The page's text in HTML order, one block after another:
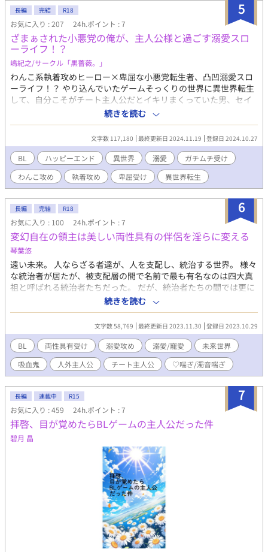
けっこうゆるゆるです） ※R成分薄めです ＿＿＿＿＿＿＿＿＿＿
小説家になろう（ムーンライトノベルズ）にも掲載中です o,+:｡
☆.*・+｡ お気に入り、ハート、エール、コメントとても嬉しいで
す\( ´ω` )/ ありがとうございます！！ BL大賞ありがとうございま
したm(_ _)m
5
長編 完結 R18
お気に入り : 207 24h.ポイント : 7
ざまぁされた小悪党の俺が、主人公様と過ごす溺愛スロ
ーライフ！？
嶋紀之/サークル「黒薔薇。」
わんこ系執着攻めヒーロー×卑屈な小悪党転生者、凸凹溺愛スロ
ーライフ！？ やり込んでいたゲームそっくりの世界に異世界転生
して、自分こそがチート主人公だとイキリまくっていた男、セイ
ン……こと本名・佐出征時。 しかし彼は、この世界の『真の主人
公』である青年ヒイロと出会い、彼に嫉妬するあまり殺害計画を
企て、犯罪者として追放されてしまう。 自分がいわゆる『ざまぁ
される悪役』ポジションだと気付いたセインは絶望し、孤独に野
垂れ死ぬ……はずが！！ 『真の主人公』であるヒイロは彼を助け
て、おまけに、「僕は君に惚れている」と告げてきて！？ 山奥の
小屋で二人きり、始まるのは奇妙な溺愛スローライフ。 しかしど
うやら、ヒイロの溺愛にはワケがありそうで……？ 凸凹コンビな
二人の繰り広げるラブコメディです。R18要素はラストにちょこっ
とだけ予定。 完結まで執筆済み、毎日投稿予定。
続きを読む
文字数 117,180 最終更新日 2024.11.19 登録日 2024.10.27
BL ハッピーエンド 異世界 溺愛
ガチムチ受け
わんこ攻め
執着攻め 卑屈受け 異世界転生
6
長編 完結 R18
お気に入り : 100 24h.ポイント : 7
変幻自在の領主は美しい両性具有の伴侶を淫らに変える
琴葉悠
遠い未来。 人ならざる者達が、人を支配し、統治する世界。 様々
な統治者が居たが、被支配層の間で名前で最も有名なのは四大真
祖と呼ばれる統治者たちだった。 だが、統治者たちの間では更に
上の存在が有名だった。 誰も彼の存在に逆らうことなかれ―― そ
う言われる程の存在がいた。 その名はニエンテ―― 見る者によっ
て姿を変えると言う謎の存在。 その存在が住まう城に、六本の脚
をもつ馬達が走る馬車と、同じような六本脚の無数の馬たちが引
く大型の馬車が向かっていた。 その馬車の中にば絶世の美貌を持
つ青年が花嫁衣装を纏っていた──
続きを読む
文字数 58,769 最終更新日 2023.11.30 登録日 2023.10.29
BL 両性具有受け 溺愛攻め 溺愛/寵愛
未来世界
吸血鬼
人外主人公 チート主人公 ♡喘ぎ/濁音喘ぎ
7
長編 連載中 R15
お気に入り : 459 24h.ポイント : 7
拝啓、目が覚めたらBLゲームの主人公だった件
碧月 晶